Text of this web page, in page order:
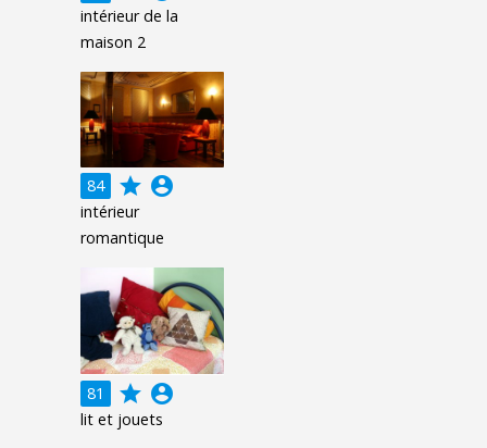
intérieur de la
maison 2
84 grade account_circle
intérieur
romantique
81 grade account_circle
lit et jouets